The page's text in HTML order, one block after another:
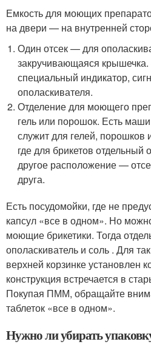
Емкость для моющих
на двери — на внутренней
Один отсек — для
закручивающаяся
специальный индикатор,
ополаскивателя.
Отделение для моющего
гель или порошок. Есть
служит для гелей, порошков
где для брикетов
другое расположение —
друга.
Есть посудомойки, где не
капсул «все в одном». Но
моющие брикетики. Тогда
ополаскиватель и соль . Для
верхней корзинке установлен
конструкция встречается в
Покупая ПММ, обращайте
таблеток «все в одном».
Нужно ли убирать